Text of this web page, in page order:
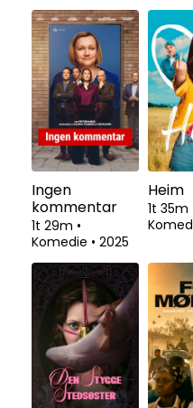
Ingen
kommentar
1t 29m •
Komedie • 2025
Heim
1t 35m